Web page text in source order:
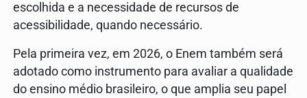
escolhida e a necessidade de recursos de
acessibilidade, quando necessário.
Pela primeira vez, em 2026, o Enem também será
adotado como instrumento para avaliar a qualidade
do ensino médio brasileiro, o que amplia seu papel